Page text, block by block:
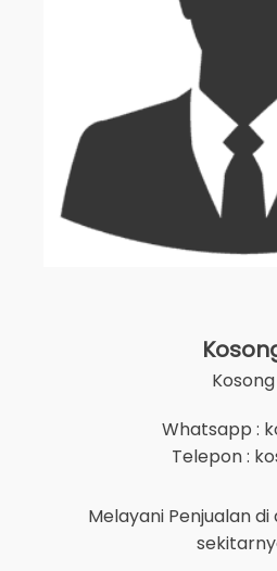
Kosong
Whatsapp :
Telepon :
Melayani Penjualan di